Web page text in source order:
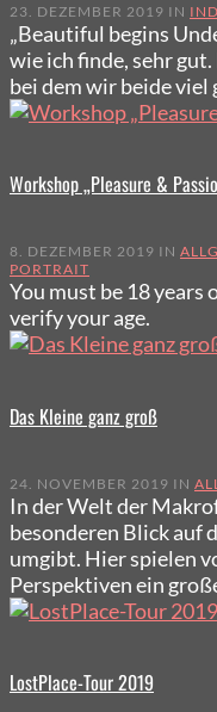
23. DEZEMBER 2019 IN
„Beautiful begins
wie ich finde, sehr
bei dem wir beide viel
Workshop „Pleasure &
8. DEZEMBER 2019 IN
PORTRAIT
You must be 18 years
verify your age.
Das Kleine ganz groß
24. NOVEMBER 2019 IN
In der Welt der
besonderen Blick auf
umgibt. Hier spielen
Perspektiven ein
LostPlace-Tour 2019